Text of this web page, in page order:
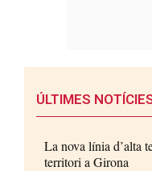
ÚLTIMES
La nova línia d’alta
territori a Girona